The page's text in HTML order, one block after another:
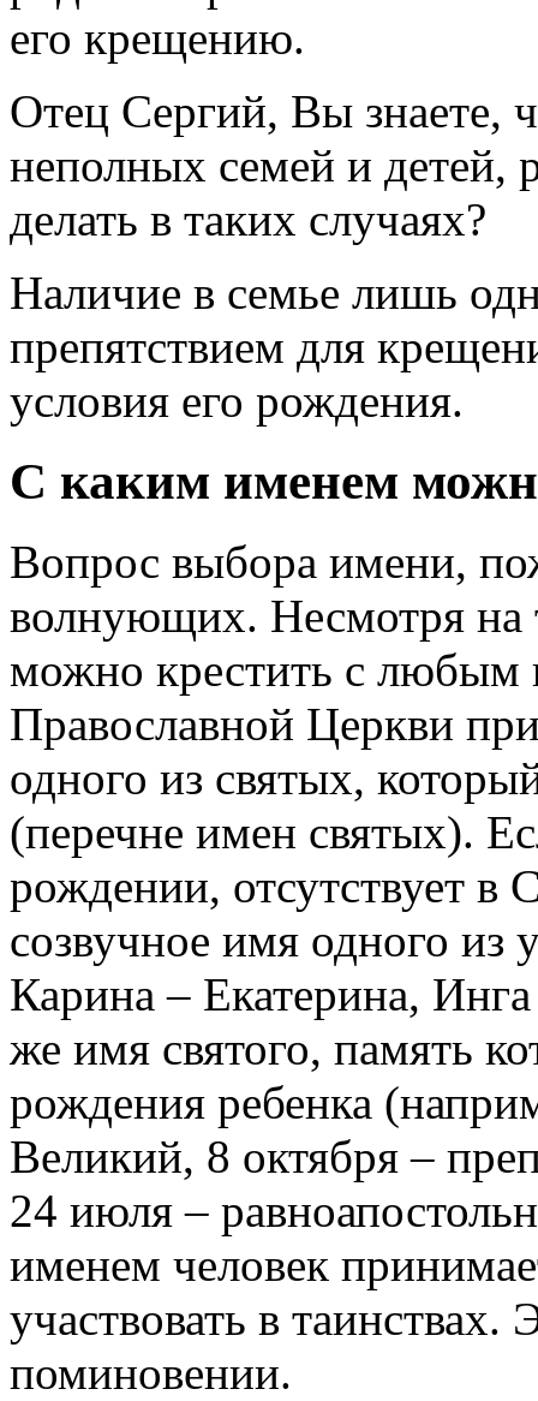
его крещению.
Отец Сергий, Вы знаете,
неполных семей и детей,
делать в таких случаях?
Наличие в семье лишь
препятствием для
условия его рождения.
С каким именем
Вопрос выбора имени,
волнующих. Несмотря на
можно крестить с любым
Православной Церкви
одного из святых,
(перечне имен святых).
рождении, отсутствует в
созвучное имя одного
Карина – Екатерина,
же имя святого, память
рождения ребенка
Великий, 8 октября –
24 июля –
именем человек
участвовать в
поминовении.